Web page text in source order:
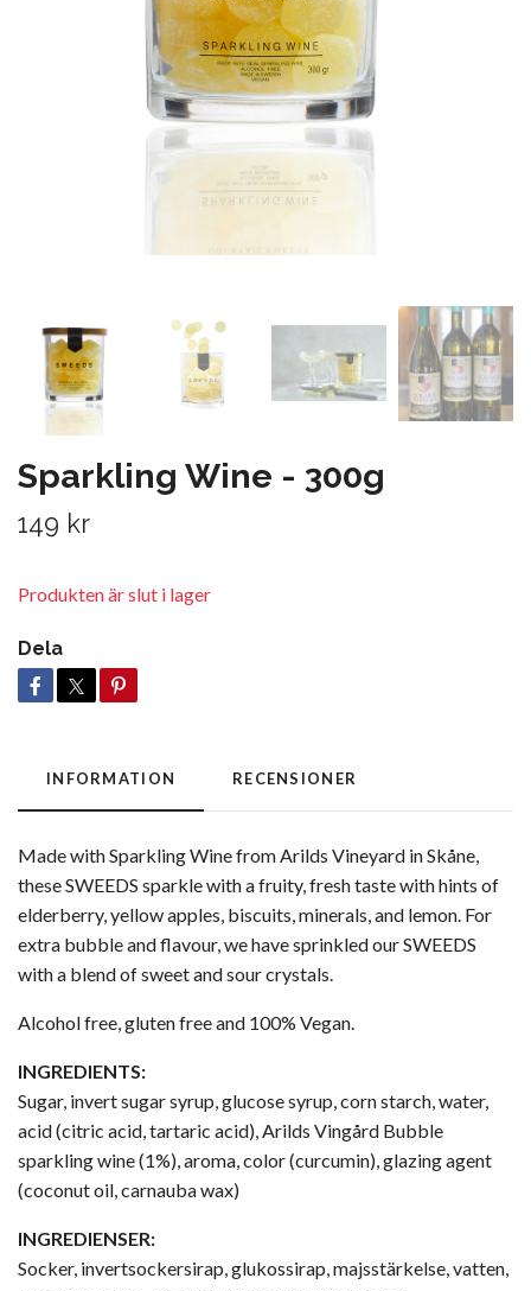
Sparkling Wine - 300g
149 kr
Produkten är slut i lager
Dela
INFORMATION RECENSIONER
Made with Sparkling Wine from Arilds Vineyard in Skåne,
these SWEEDS sparkle with a fruity, fresh taste with hints of
elderberry, yellow apples, biscuits, minerals, and lemon. For
extra bubble and flavour, we have sprinkled our SWEEDS
with a blend of sweet and sour crystals.
Alcohol free, gluten free and 100% Vegan.
INGREDIENTS:
Sugar, invert sugar syrup, glucose syrup, corn starch, water,
acid (citric acid, tartaric acid), Arilds Vingård Bubble
sparkling wine (1%), aroma, color (curcumin), glazing agent
(coconut oil, carnauba wax)
INGREDIENSER:
Socker, invertsockersirap, glukossirap, majsstärkelse, vatten,